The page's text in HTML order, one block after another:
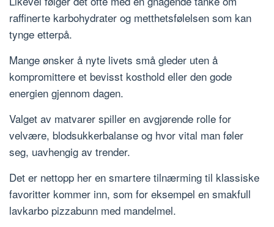
raffinerte karbohydrater og metthetsfølelsen som kan
tynge etterpå.
Mange ønsker å nyte livets små gleder uten å
kompromittere et bevisst kosthold eller den gode
energien gjennom dagen.
Valget av matvarer spiller en avgjørende rolle for
velvære, blodsukkerbalanse og hvor vital man føler
seg, uavhengig av trender.
Det er nettopp her en smartere tilnærming til klassiske
favoritter kommer inn, som for eksempel en smakfull
lavkarbo pizzabunn med mandelmel.